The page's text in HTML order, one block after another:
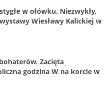
w ołówku. Niezwykły,
Wiesławy Kalickiej w
Zacięta
godzina W na korcie w